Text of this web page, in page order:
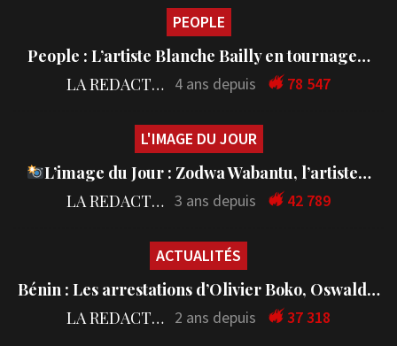
PEOPLE
People : L’artiste Blanche Bailly en tournage…
LA REDACTION 4 ans depuis 78 547
L'IMAGE DU JOUR
L’image du Jour : Zodwa Wabantu, l’artiste…
LA REDACTION 3 ans depuis 42 789
ACTUALITÉS
Bénin : Les arrestations d’Olivier Boko, Oswald…
LA REDACTION 2 ans depuis 37 318